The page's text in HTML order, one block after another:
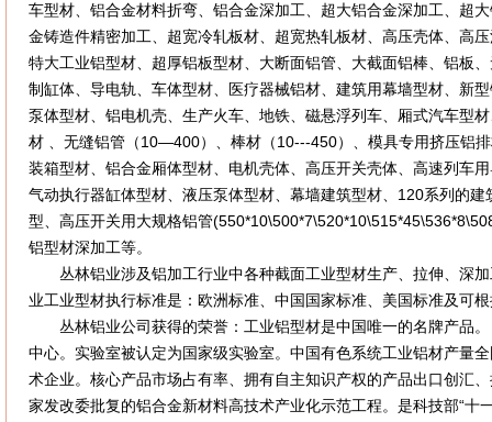
车型材、铝合金材料折弯、铝合金深加工、超大铝合金深加工、超
金铸造件精密加工、超宽冷轧板材、超宽热轧板材、高压壳体、高
特大工业铝型材、超厚铝板型材、大断面铝管、大截面铝棒、铝板
制缸体、导电轨、车体型材、医疗器械铝材、建筑用幕墙型材、新
泵体型材、铝电机壳、生产火车、地铁、磁悬浮列车、厢式汽车型
材 、无缝铝管（10—400）、棒材（10---450）、模具专用挤压铝
装箱型材、铝合金厢体型材、电机壳体、高压开关壳体、高速列车
气动执行器缸体型材、液压泵体型材、幕墙建筑型材、120系列的
型、高压开关用大规格铝管
铝型材深加工等。
丛林铝业涉及铝加工行业中各种截面工业型材生产、拉伸、深加
业工业型材执行标准是：欧洲标准、中国国家标准、美国标准及可
丛林铝业公司获得的荣誉：工业铝型材是中国唯一的名牌产品。
中心。实验室被认定为国家级实验室。中国有色系统工业铝材产量
术企业。核心产品市场占有率、拥有自主知识产权的产品出口创汇
家发改委批复的铝合金新材料高技术产业化示范工程。是科技部“十